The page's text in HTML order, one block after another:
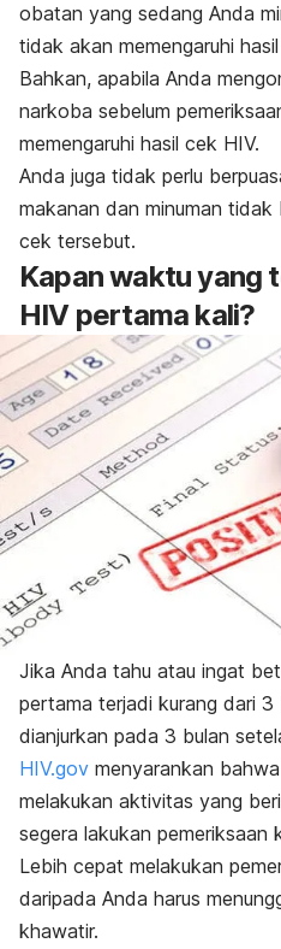
obatan yang sedang Anda
tidak akan memengaruhi
Bahkan, apabila Anda
narkoba sebelum
memengaruhi hasil cek HIV.
Anda juga tidak perlu
makanan dan minuman tidak
cek tersebut.
Kapan waktu yang
HIV pertama kali?
Jika Anda tahu atau ingat
pertama terjadi kurang dari
dianjurkan pada 3 bulan
HIV.gov menyarankan
melakukan aktivitas yang
segera lakukan pemeriksaan
Lebih cepat melakukan
daripada Anda harus
khawatir.